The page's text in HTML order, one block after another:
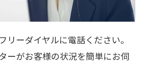
リーダイヤルに電話ください。
ーがお客様の状況を簡単にお伺